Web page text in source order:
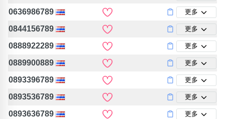
清除全部分類
搜尋
0636986789 更多
0844156789 更多
0888922289 更多
0889900889 更多
0893396789 更多
0893536789 更多
0893636789 更多